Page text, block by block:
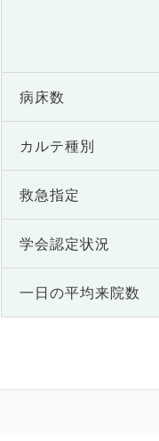
病床数
カルテ種別
救急指定
学会認定状況
一日の平均来院数